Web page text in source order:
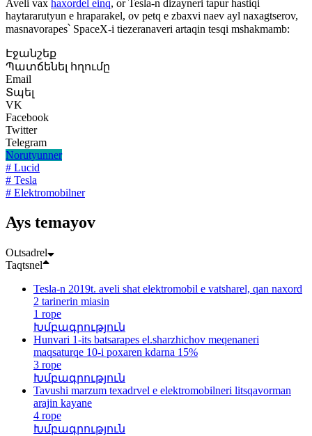
Aveli vax haxordel einq, or Tesla-n dizayneri tapur hastiqi
haytararutyun e hraparakel, ov petq e zbaxvi naev ayl naxagtserov,
masnavorapes՝ SpaceX-i tiezeranaveri artaqin tesqi mshakmamb:
Էջանշեք
Պատճենել հղումը
Email
Տպել
VK
Facebook
Twitter
Telegram
Norutyunner
# Lucid
# Tesla
# Elektromobilner
Ays temayov
Oւtsadrel
Taqtsnel
Tesla-n 2019t. aveli shat elektromobil e vatsharel, qan naxord
2 tarinerin miasin
1 rope
Խմբագրություն
Hunvari 1-its batsarapes el.sharzhichov meqenaneri
maqsaturqe 10-i poxaren kdarna 15%
3 rope
Խմբագրություն
Tavushi marzum texadrvel e elektromobilneri litsqavorman
arajin kayane
4 rope
Խմբագրություն